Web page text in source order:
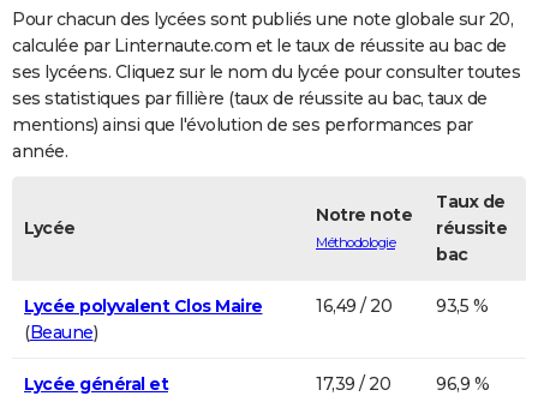
COPAINS D'AVANT
S'inscrire
Se connecter
Lycées
Collèges
Primaires
Universités
Entreprises
Service militaire
Avis de recherche
AVIS DE DÉCÈS
FORUM
Bricolage
Lifestyle
Culture
Sport
Auto
Television
Voyage
Cinema
Pour chacun des lycées sont publiés une note globale sur 20,
calculée par Linternaute.com et le taux de réussite au bac de
ses lycéens. Cliquez sur le nom du lycée pour consulter toutes
ses statistiques par fillière (taux de réussite au bac, taux de
mentions) ainsi que l'évolution de ses performances par
année.
Lycée
Notre note
Méthodologie
Taux de
réussite
bac
Lycée polyvalent Clos Maire
(Beaune)
16,49 / 20 93,5 %
Lycée général et
17,39 / 20 96,9 %